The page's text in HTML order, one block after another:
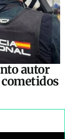
autor